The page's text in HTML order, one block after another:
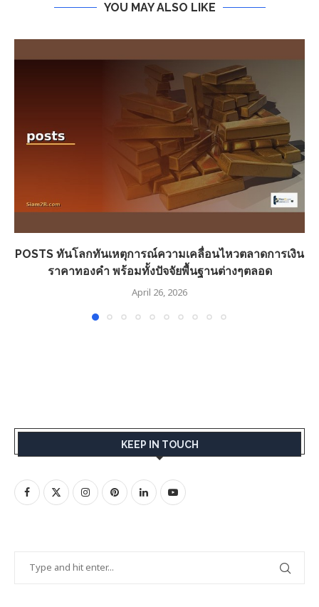
YOU MAY ALSO LIKE
POSTS ทันโลกทันเหตุการณ์ความเคลื่อนไหวตลาดการเงิน
ราคาทองคำ พร้อมทั้งปัจจัยพื้นฐานต่างๆตลอด
April 26, 2026
KEEP IN TOUCH